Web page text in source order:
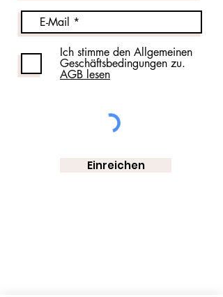
Ich stimme den Allgemeinen
Geschäftsbedingungen zu.
AGB lesen
Einreichen